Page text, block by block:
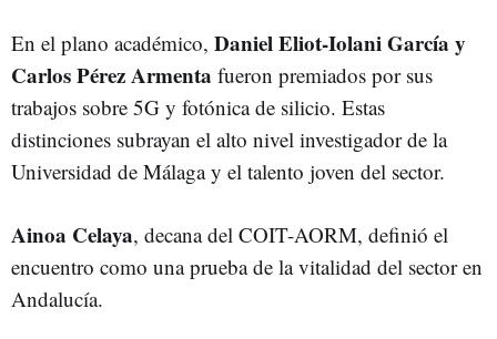
En el plano académico, Daniel Eliot-Iolani García y
Carlos Pérez Armenta fueron premiados por sus
trabajos sobre 5G y fotónica de silicio. Estas
distinciones subrayan el alto nivel investigador de la
Universidad de Málaga y el talento joven del sector.
Ainoa Celaya, decana del COIT-AORM, definió el
encuentro como una prueba de la vitalidad del sector en
Andalucía.